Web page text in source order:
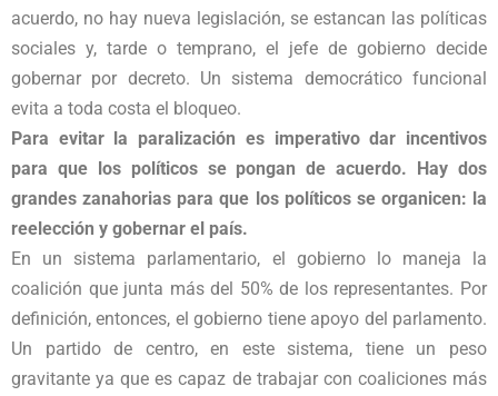
acuerdo, no hay nueva legislación, se estancan las políticas
sociales y, tarde o temprano, el jefe de gobierno decide
gobernar por decreto. Un sistema democrático funcional
evita a toda costa el bloqueo.
Para evitar la paralización es imperativo dar incentivos
para que los políticos se pongan de acuerdo. Hay dos
grandes zanahorias para que los políticos se organicen: la
reelección y gobernar el país.
En un sistema parlamentario, el gobierno lo maneja la
coalición que junta más del 50% de los representantes. Por
definición, entonces, el gobierno tiene apoyo del parlamento.
Un partido de centro, en este sistema, tiene un peso
gravitante ya que es capaz de trabajar con coaliciones más